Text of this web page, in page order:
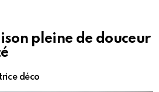
pleine de douceur
déco